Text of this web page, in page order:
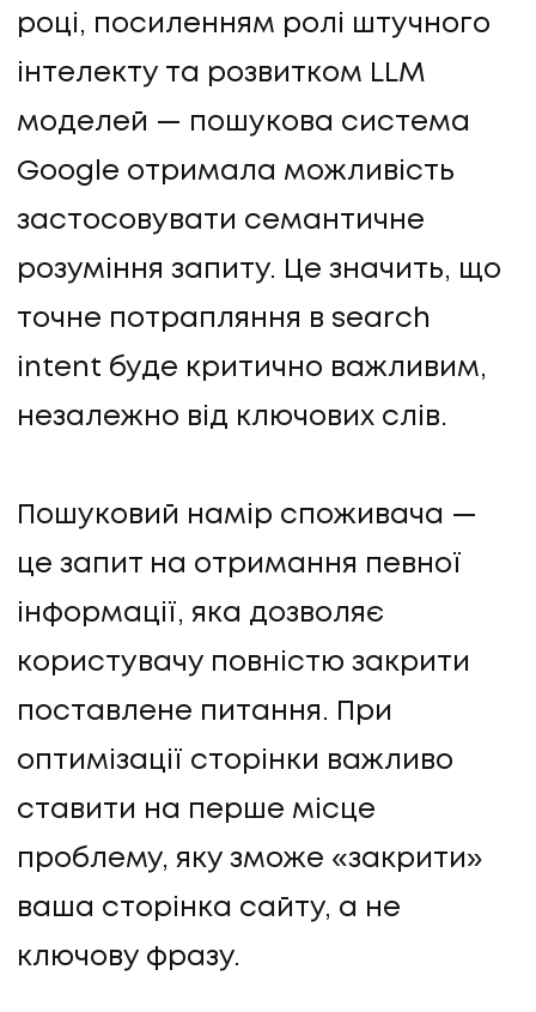
році, посиленням ролі штучного
інтелекту та розвитком LLM
моделей — пошукова система
Google отримала можливість
застосовувати семантичне
розуміння запиту. Це значить, що
точне потрапляння в search
intent буде критично важливим,
незалежно від ключових слів.
Пошуковий намір споживача —
це запит на отримання певної
інформації, яка дозволяє
користувачу повністю закрити
поставлене питання. При
оптимізації сторінки важливо
ставити на перше місце
проблему, яку зможе «закрити»
ваша сторінка сайту, а не
ключову фразу.